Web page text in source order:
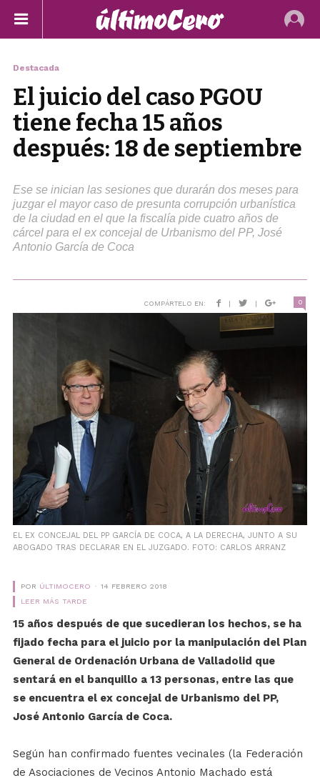
Destacada
El juicio del caso PGOU
tiene fecha 15 años
después: 18 de septiembre
Ese se inician las sesiones que durarán dos meses para
juzgar el mayor caso de presunta corrupción urbanística
de la ciudad en el que la fiscalía pide cuatro años de
cárcel para el ex concejal de Urbanismo del PP, José
Antonio García de Coca
COMPÁRTELO EN: | | 0
EL EX CONCEJAL DEL PP GARCÍA DE COCA, A LA DERECHA, JUNTO A SU
ABOGADO TRAS DECLARAR EN EL JUZGADO. FOTO: CARLOS ARRANZ
POR ÚLTIMOCERO
14 FEBRERO 2018
LEER MÁS TARDE
15 años después de que sucedieran los hechos, se ha
fijado fecha para el juicio por la manipulación del Plan
General de Ordenación Urbana de Valladolid que
sentará en el banquillo a 13 personas, entre las que
se encuentra el ex concejal de Urbanismo del PP,
José Antonio García de Coca.
Según han confirmado fuentes vecinales (la Federación
de Asociaciones de Vecinos Antonio Machado está